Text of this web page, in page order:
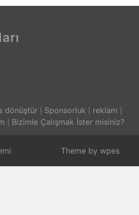
dönüştür Sponsorluk
reklam
Bizimle Çalışmak İster misiniz?
Theme by wpes